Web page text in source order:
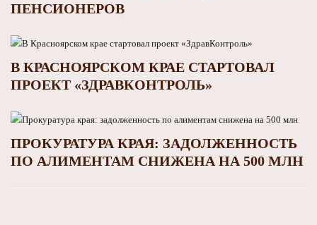
ПЕНСИОНЕРОВ
В КРАСНОЯРСКОМ КРАЕ СТАРТОВАЛ
ПРОЕКТ «ЗДРАВКОНТРОЛЬ»
ПРОКУРАТУРА КРАЯ: ЗАДОЛЖЕННОСТЬ
ПО АЛИМЕНТАМ СНИЖЕНА НА 500 МЛН